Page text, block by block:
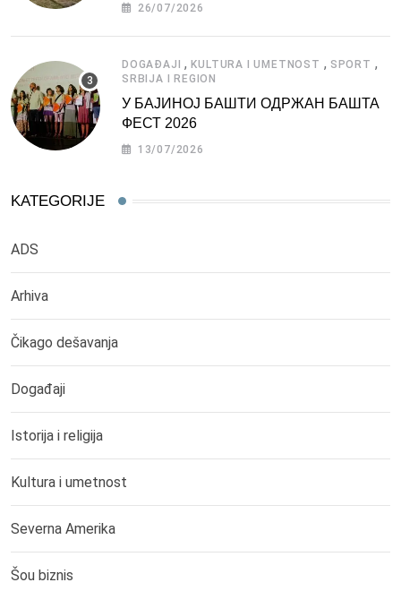
26/07/2026
DOGAĐAJI ,KULTURA I UMETNOST , SPORT ,
SRBIJA I REGION
У БАЈИНОЈ БАШТИ ОДРЖАН БАШТА
ФЕСТ 2026
13/07/2026
KATEGORIJE
ADS
Arhiva
Čikago dešavanja
Događaji
Istorija i religija
Kultura i umetnost
Severna Amerika
Šou biznis